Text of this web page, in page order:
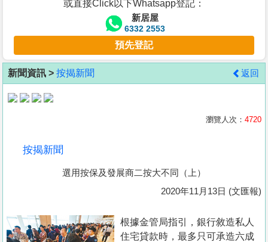
客
地
產
置
或直接Click以下Whatsapp登記：
新居屋
6332 2553
預先登記
新聞資訊 > 按揭新聞 返回
瀏覽人次： 4720
按揭新聞
選用按保及發展商二按大不同（上）
2020年11月13日 (文匯報)
根據金管局指引，銀行敘造私人
住宅貸款時，最多只可承造六成